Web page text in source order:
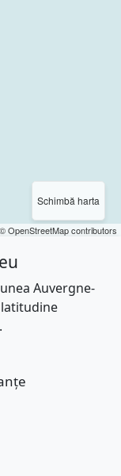
Schimbă harta
OpenStreetMap contributors
Auvergne-
latitudine